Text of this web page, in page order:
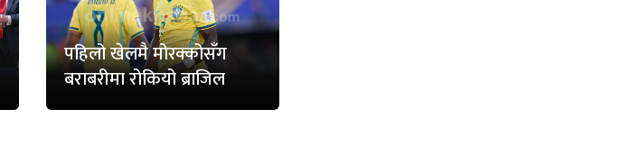
पहिलो खेलमै मोरक्कोसँग
बराबरीमा रोकियो ब्राजिल